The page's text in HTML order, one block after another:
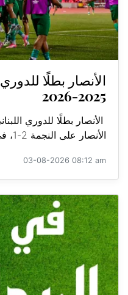
الأنصار بطلًا
2025-2026
الأنصار على النجمة 2-1، في الجولة ال...
03-08-2026 08:12 am